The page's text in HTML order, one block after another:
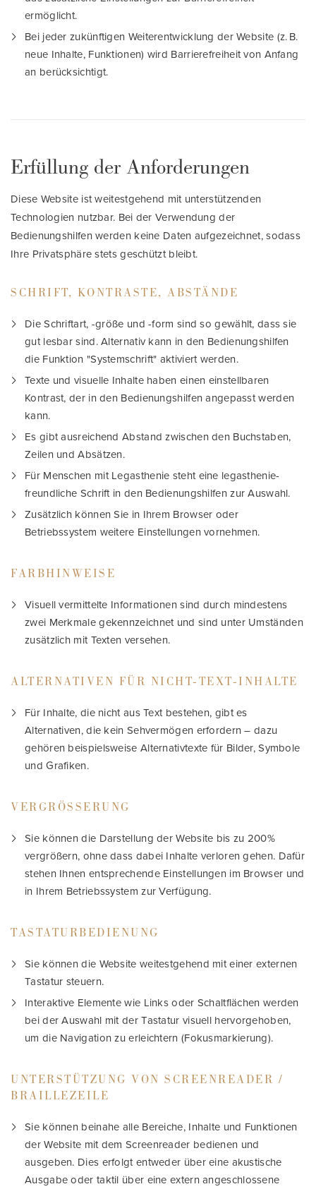
ermöglicht.
Bei jeder zukünftigen Weiterentwicklung der Website (z. B.
neue Inhalte, Funktionen) wird Barrierefreiheit von Anfang
an berücksichtigt.
Erfüllung der Anforderungen
Diese Website ist weitestgehend mit unterstützenden
Technologien nutzbar. Bei der Verwendung der
Bedienungshilfen werden keine Daten aufgezeichnet, sodass
Ihre Privatsphäre stets geschützt bleibt.
SCHRIFT, KONTRASTE, ABSTÄNDE
Die Schriftart, -größe und -form sind so gewählt, dass sie
gut lesbar sind. Alternativ kann in den Bedienungshilfen
die Funktion "Systemschrift" aktiviert werden.
Texte und visuelle Inhalte haben einen einstellbaren
Kontrast, der in den Bedienungshilfen angepasst werden
kann.
Es gibt ausreichend Abstand zwischen den Buchstaben,
Zeilen und Absätzen.
Für Menschen mit Legasthenie steht eine legasthenie-
freundliche Schrift in den Bedienungshilfen zur Auswahl.
Zusätzlich können Sie in Ihrem Browser oder
Betriebssystem weitere Einstellungen vornehmen.
FARBHINWEISE
Visuell vermittelte Informationen sind durch mindestens
zwei Merkmale gekennzeichnet und sind unter Umständen
zusätzlich mit Texten versehen.
ALTERNATIVEN FÜR NICHT-TEXT-INHALTE
Für Inhalte, die nicht aus Text bestehen, gibt es
Alternativen, die kein Sehvermögen erfordern – dazu
gehören beispielsweise Alternativtexte für Bilder, Symbole
und Grafiken.
VERGRÖSSERUNG
Sie können die Darstellung der Website bis zu 200%
vergrößern, ohne dass dabei Inhalte verloren gehen. Dafür
stehen Ihnen entsprechende Einstellungen im Browser und
in Ihrem Betriebssystem zur Verfügung.
TASTATURBEDIENUNG
Sie können die Website weitestgehend mit einer externen
Tastatur steuern.
Interaktive Elemente wie Links oder Schaltflächen werden
bei der Auswahl mit der Tastatur visuell hervorgehoben,
um die Navigation zu erleichtern (Fokusmarkierung).
UNTERSTÜTZUNG VON SCREENREADER /
BRAILLEZEILE
Sie können beinahe alle Bereiche, Inhalte und Funktionen
der Website mit dem Screenreader bedienen und
ausgeben. Dies erfolgt entweder über eine akustische
Ausgabe oder taktil über eine extern angeschlossene